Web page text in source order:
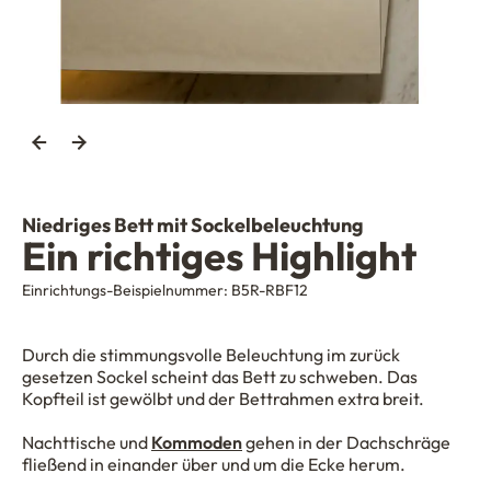
Niedriges Bett mit Sockelbeleuchtung
Ein richtiges Highlight
Einrichtungs-Beispielnummer: B5R-RBF12
Durch die stimmungsvolle Beleuchtung im zurück
gesetzen Sockel scheint das Bett zu schweben. Das
Kopfteil ist gewölbt und der Bettrahmen extra breit.
Nachttische und Kommodengehen in der Dachschräge
fließend in einander über und um die Ecke herum.